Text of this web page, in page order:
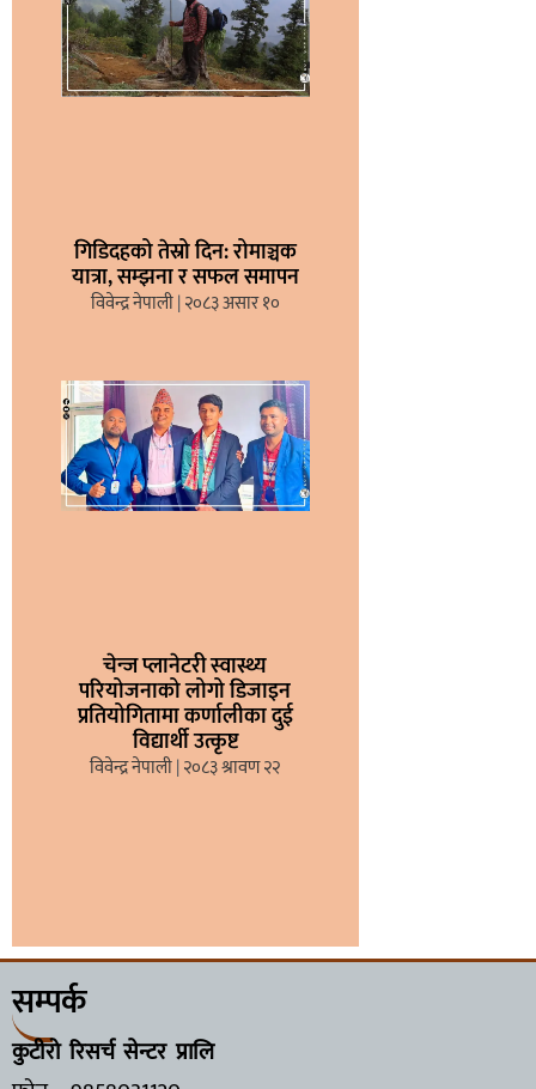
गिडिदहको तेस्रो दिन: रोमाञ्चक
यात्रा, सम्झना र सफल समापन
विवेन्द्र नेपाली २०८३ असार १०
चेन्ज प्लानेटरी स्वास्थ्य
परियोजनाको लोगो डिजाइन
प्रतियोगितामा कर्णालीका दुई
विद्यार्थी उत्कृष्ट
विवेन्द्र नेपाली २०८३ श्रावण २२
सम्पर्क
कुटीरो रिसर्च सेन्टर प्रालि